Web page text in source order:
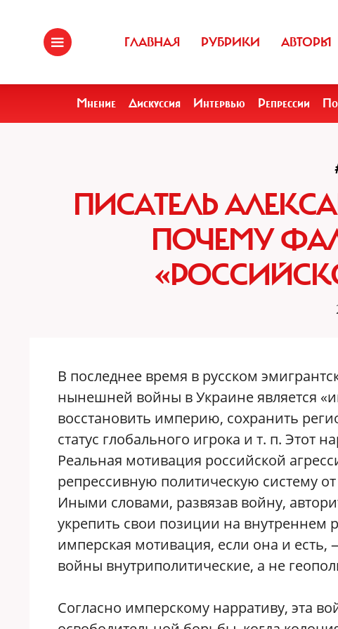
ГЛАВНАЯ РУБРИКИ АВТОРЫ
Мнение Дискуссия Интервью Репрессии
ПИСАТЕЛЬ
ПОЧЕМУ
В последнее время в русском
нынешней войны в Украине является
восстановить империю, сохранить
статус глобального игрока и т. п. Этот
Реальная мотивация российской
репрессивную политическую систему
Иными словами, развязав войну,
укрепить свои позиции на внутреннем
имперская мотивация, если она и
войны внутриполитические, а не
Согласно имперскому нарративу, эта